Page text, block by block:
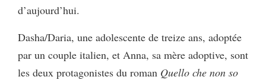
d’aujourd’hui.
Dasha/Daria, une adolescente de treize ans, adoptée
par un couple italien, et Anna, sa mère adoptive, sont
les deux protagonistes du roman Quello che non so